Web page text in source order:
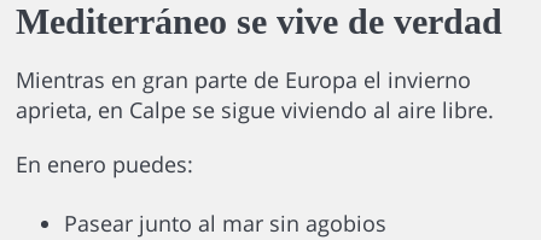
Mediterráneo se vive de verdad
Mientras en gran parte de Europa el invierno
aprieta, en Calpe se sigue viviendo al aire libre.
En enero puedes:
Pasear junto al mar sin agobios